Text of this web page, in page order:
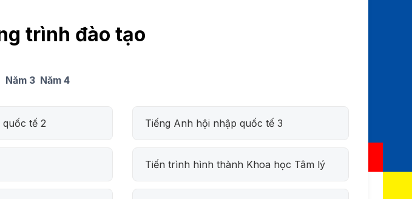
trình đào tạo
Năm 3 Năm 4
tế 2 Tiếng Anh hội nhập quốc tế 3
Tiến trình hình thành Khoa học Tâm lý